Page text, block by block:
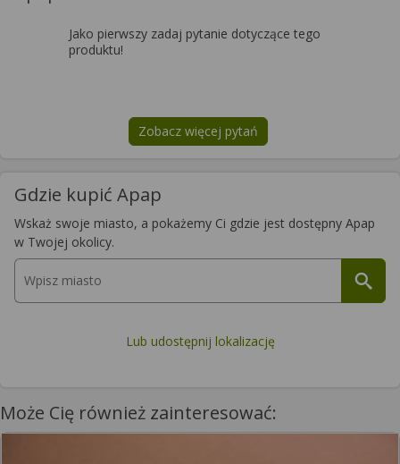
Jako pierwszy zadaj pytanie dotyczące tego
produktu!
Zobacz więcej pytań
na tematApap
Gdzie kupić Apap
Wskaż swoje miasto, a pokażemy Ci gdzie jest dostępny Apap
w Twojej okolicy.
Lub udostępnij lokalizację
Może Cię również zainteresować: